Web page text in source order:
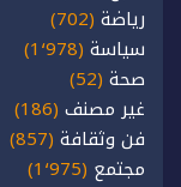
رياضة (702)
سياسة (1٬978)
صحة (52)
غير مصنف (186)
فن وثقافة (857)
مجتمع (1٬975)